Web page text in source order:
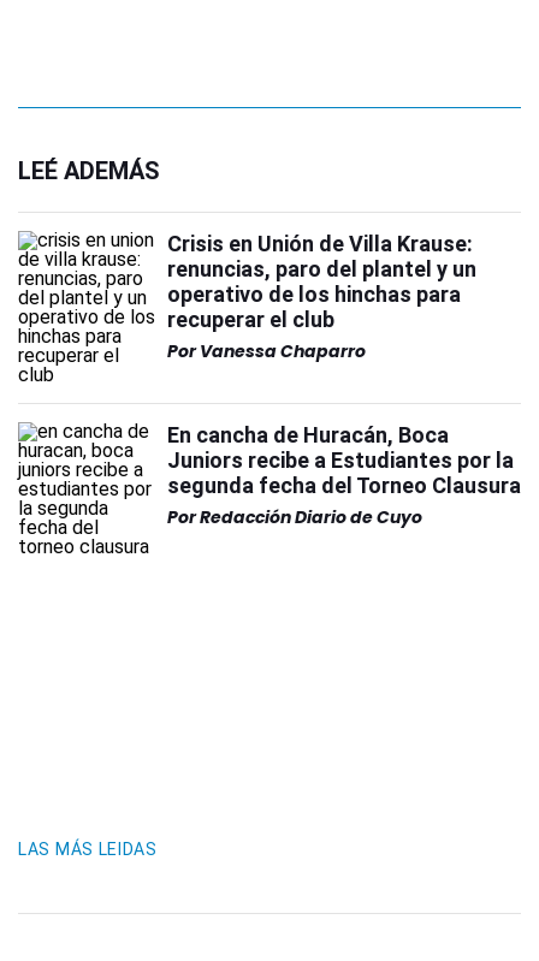
LEÉ ADEMÁS
Crisis en Unión de Villa Krause:
renuncias, paro del plantel y un
operativo de los hinchas para
recuperar el club
Por Vanessa Chaparro
En cancha de Huracán, Boca
Juniors recibe a Estudiantes por la
segunda fecha del Torneo Clausura
PorRedacción Diario de Cuyo
LAS MÁS LEIDAS